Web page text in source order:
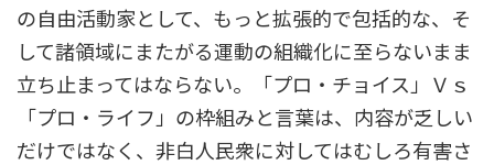
の自由活動家として、もっと拡張的で包括的な、そ
して諸領域にまたがる運動の組織化に至らないまま
立ち止まってはならない。「プロ・チョイス」Ｖｓ
「プロ・ライフ」の枠組みと言葉は、内容が乏しい
だけではなく、非白人民衆に対してはむしろ有害さ